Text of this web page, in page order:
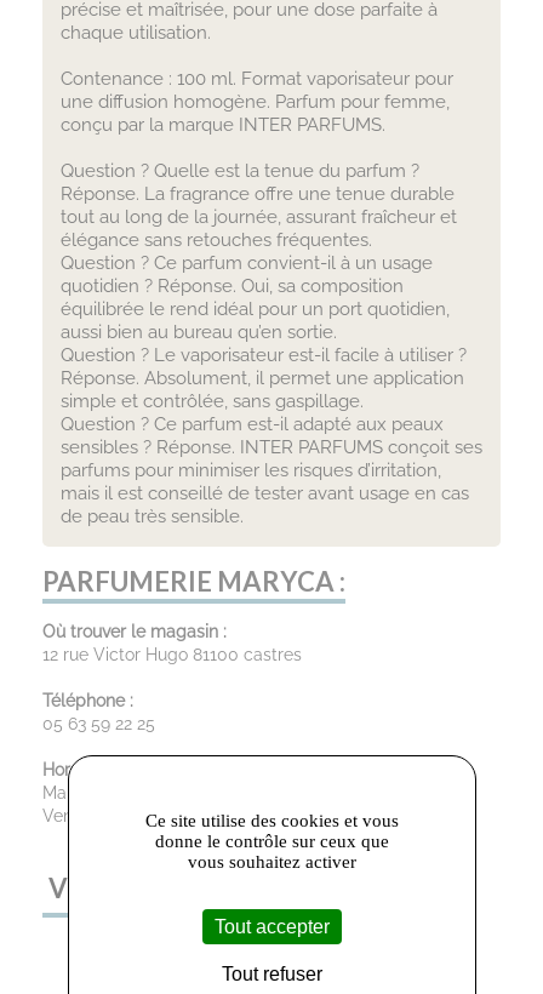
précise et maîtrisée, pour une dose parfaite à
chaque utilisation.
Contenance : 100 ml. Format vaporisateur pour
une diffusion homogène. Parfum pour femme,
conçu par la marque INTER PARFUMS.
Question ? Quelle est la tenue du parfum ?
Réponse. La fragrance offre une tenue durable
tout au long de la journée, assurant fraîcheur et
élégance sans retouches fréquentes.
Question ? Ce parfum convient-il à un usage
quotidien ? Réponse. Oui, sa composition
équilibrée le rend idéal pour un port quotidien,
aussi bien au bureau qu’en sortie.
Question ? Le vaporisateur est-il facile à utiliser ?
Réponse. Absolument, il permet une application
simple et contrôlée, sans gaspillage.
Question ? Ce parfum est-il adapté aux peaux
sensibles ? Réponse. INTER PARFUMS conçoit ses
parfums pour minimiser les risques d’irritation,
mais il est conseillé de tester avant usage en cas
de peau très sensible.
PARFUMERIE MARYCA :
Où trouver le magasin :
12 rue Victor Hugo 81100 castres
Téléphone :
05 63 59 22 25
Horaires d’ouverture :
Mardi au Samedi : 8h00 - 12h15 et 14h00 - 19h15
Vendredi : 8h00 - 19h15
VOUS AIMEREZ AUSSI
Ce site utilise des cookies et vous
donne le contrôle sur ceux que
vous souhaitez activer
Tout accepter
Tout refuser